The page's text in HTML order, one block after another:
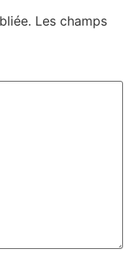
Les champs